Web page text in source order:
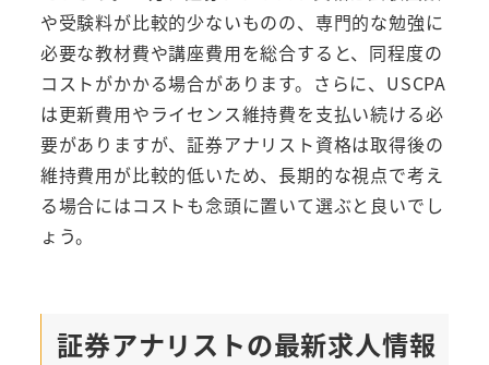
や受験料が比較的少ないものの、専門的な勉強に
必要な教材費や講座費用を総合すると、同程度の
コストがかかる場合があります。さらに、USCPA
は更新費用やライセンス維持費を支払い続ける必
要がありますが、証券アナリスト資格は取得後の
維持費用が比較的低いため、長期的な視点で考え
る場合にはコストも念頭に置いて選ぶと良いでし
ょう。
証券アナリストの最新求人情報